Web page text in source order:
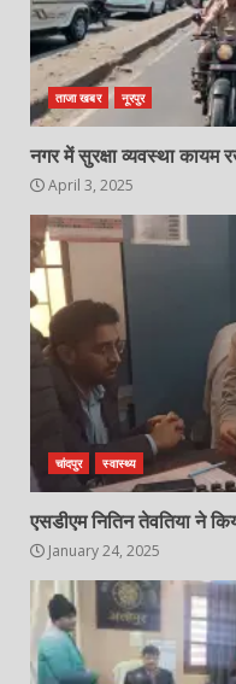
ताजा खबर नूरपुर
नगर में सुरक्षा व्यवस्था कायम
April 3, 2025
चांदपुर स्वास्थ्य
एसडीएम नितिन तेवतिया ने
January 24, 2025